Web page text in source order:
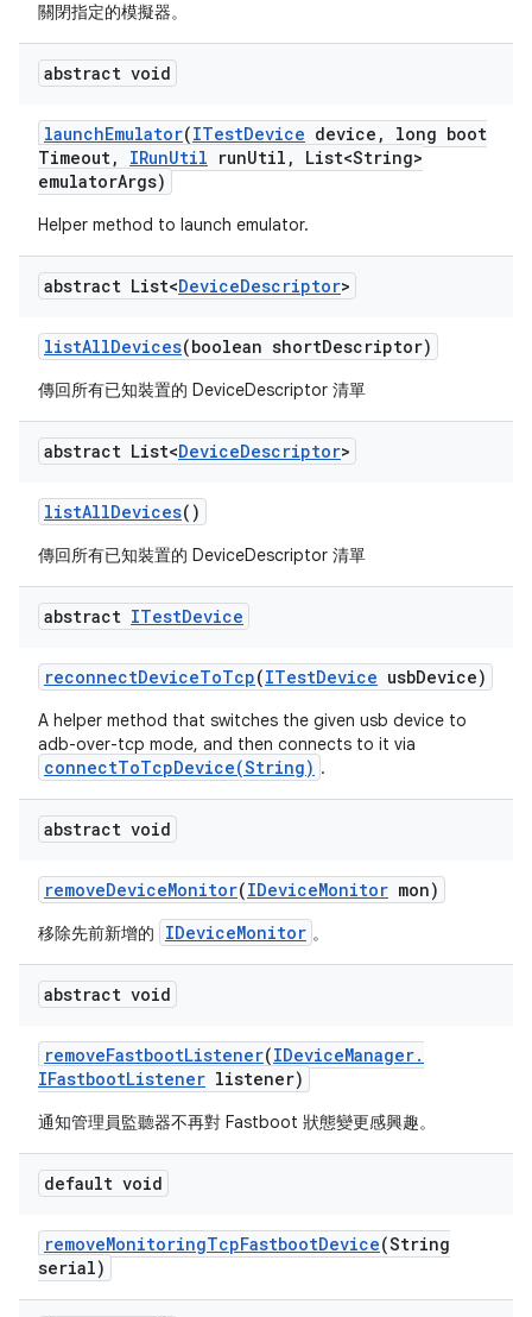
關閉指定的模擬器。
abstract void
launchEmulator(ITestDevice device ,
long boot
Timeout, IRunUtil runUtil ,
List<String>
emulatorArgs)
Helper method to launch emulator.
abstract List<DeviceDescriptor>
listAllDevices(boolean shortDescriptor)
傳回所有已知裝置的 DeviceDescriptor 清單
abstract List<DeviceDescriptor>
listAllDevices()
傳回所有已知裝置的 DeviceDescriptor 清單
abstract ITestDevice
reconnectDeviceToTcp(ITestDevice usbDevice)
A helper method that switches the given usb device to
adb-over-tcp mode, and then connects to it via
connectToTcpDevice(String) .
abstract void
removeDeviceMonitor(IDeviceMonitor mon)
移除先前新增的 IDeviceMonitor 。
abstract void
removeFastbootListener(IDeviceManager.
IFastbootListener listener)
通知管理員監聽器不再對 Fastboot 狀態變更感興趣。
default void
removeMonitoringTcpFastbootDevice(String
serial)